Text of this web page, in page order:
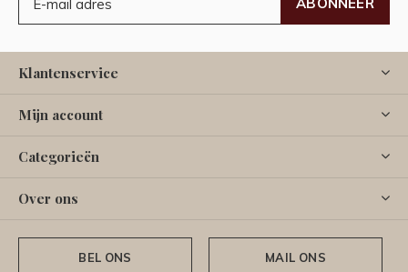
Klantenservice
Mijn account
Categorieën
Over ons
BEL ONS MAIL ONS